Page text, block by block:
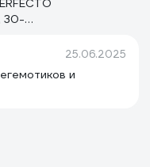
30-
25.06.2025
и